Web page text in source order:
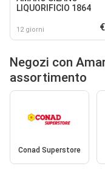
LIQUORIFICIO 1864
12 giorni
Negozi con
assortimento
Conad Superstore